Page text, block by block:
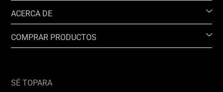
ACERCA DE
COMPRAR PRODUCTOS
SÉ TOPARA